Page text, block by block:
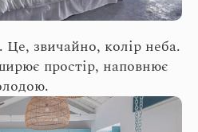
звичайно, колір неба.
простір, наповнює